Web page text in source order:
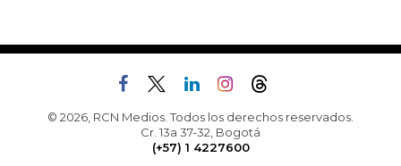
© 2026, RCN Medios. Todos los derechos reservados.
Cr. 13a 37-32, Bogotá
(+57) 1 4227600